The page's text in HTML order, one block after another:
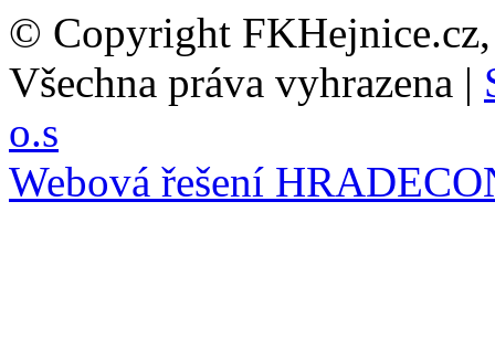
© Copyright
Všechna práva vyhrazena |
o.s
Webová řešení